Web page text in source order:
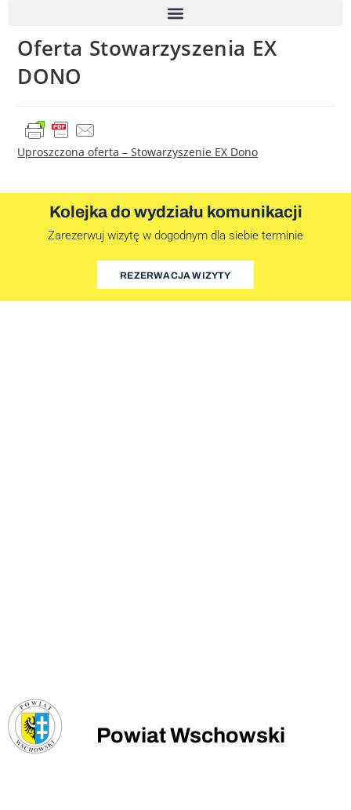
Oferta Stowarzyszenia EX
DONO
Uproszczona oferta – Stowarzyszenie EX Dono
Kolejka do wydziału komunikacji
Zarezerwuj wizytę w dogodnym dla siebie terminie
REZERWACJA WIZYTY
Powiat Wschowski